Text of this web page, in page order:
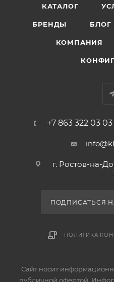
КАТАЛОГ
БРЕНДЫ БЛОГ
КОМПАНИЯ
+7 863 322 03 03
г. Ростов-на-
ПОДПИСАТЬСЯ
ПОЛИТИКА
Сайт носит
публичной офертой.